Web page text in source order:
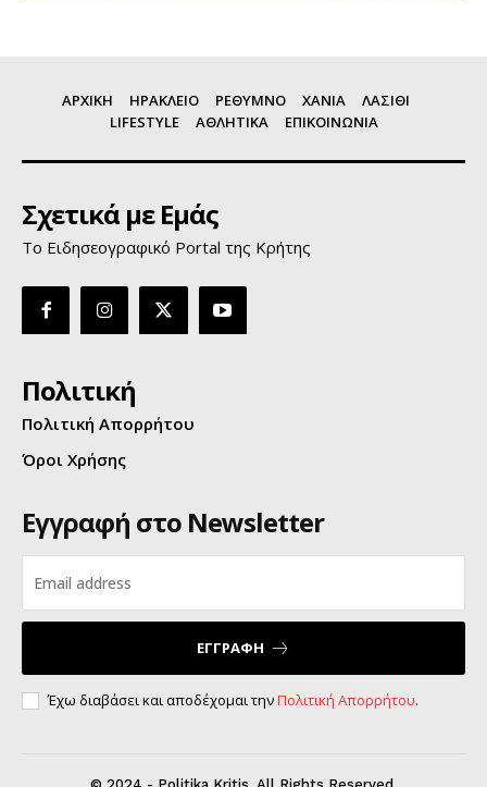
ΑΡΧΙΚΗ ΗΡΑΚΛΕΙΟ ΡΕΘΥΜΝΟ ΧΑΝΙΑ
ΛΑΣΙΘΙ
LIFESTYLE
ΑΘΛΗΤΙΚΑ ΕΠΙΚΟΙΝΩΝΙΑ
Σχετικά με Εμάς
Το Ειδησεογραφικό Portal της Κρήτης
Πολιτική
Πολιτική Απορρήτου
Όροι Χρήσης
Εγγραφή στο Newsletter
ΕΓΓΡΑΦΗ
Έχω διαβάσει και αποδέχομαι τηνΠολιτική Απορρήτου.